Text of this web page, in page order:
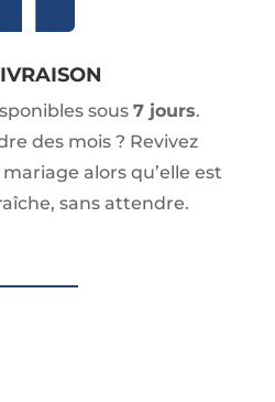
sous 7 jours.
des mois ? Revivez
alors qu’elle est
sans attendre.